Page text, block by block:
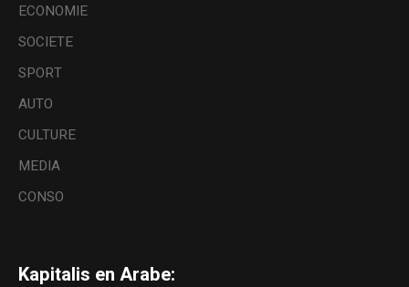
ECONOMIE
SOCIETE
SPORT
AUTO
CULTURE
MEDIA
CONSO
Kapitalis en Arabe: